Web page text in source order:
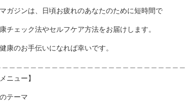
ガジンは、日頃お疲れのあなたのために短時間で
チェック法やセルフケア方法をお届けします。
康のお手伝いになれば幸いです。
ニュー】
テーマ